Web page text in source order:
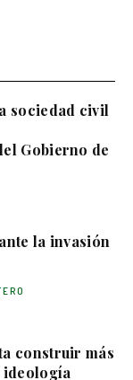
sociedad civil
Gobierno de
la invasión
construir más
ideología